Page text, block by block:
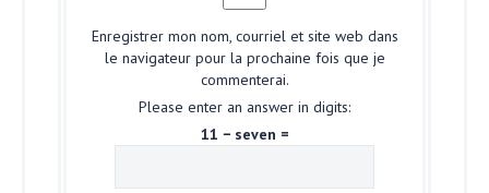
Enregistrer mon nom, courriel et site web dans
le navigateur pour la prochaine fois que je
commenterai.
Please enter an answer in digits:
11 − seven =